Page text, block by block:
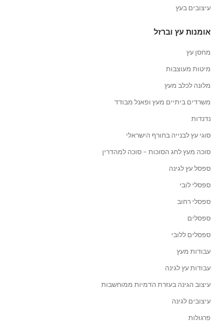
עיצובים בעץ
אומנות עץ וברזל
מחסן עץ
מיטות מעוצבות
מלונה לכלב מעץ
משרדים ביתיים מעץ ופאנל מבודד
נדנדות
סוגי עץ לבנייה בחורף הישראלי
סוכה מעץ לחג הסוכות – סוכה למהדרין
ספסל עץ לגינה
ספסלי לובי
ספסלי רחוב
ספסלים
ספסלים ללובי
עבודות מעץ
עבודות עץ לגינה
עיצוב הגינה בעזרת הדמיות ממוחשבות
עיצובים לגינה
פרגולות